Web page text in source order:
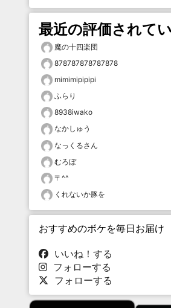
最近の評価されて
魔の十四楽団
878787878787878
mimimipipipi
ふらり
8938iwako
なかしゅう
なっくるさん
むろぼ
〒^^
くれないか豚を
おすすめのボケを毎日お届け
いいね！する
フォローする
フォローする